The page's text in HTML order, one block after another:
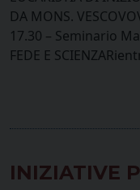
DA MONS.
17.30 – Seminario
FEDE E
INIZIATIVE